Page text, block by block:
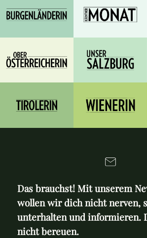
Das brauchst! Mit unserem
wollen wir dich nicht nerven,
unterhalten und informieren.
nicht bereuen.